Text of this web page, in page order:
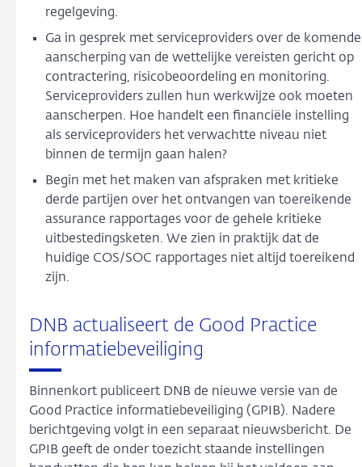
regelgeving.
Ga in gesprek met serviceproviders over de komende
aanscherping van de wettelijke vereisten gericht op
contractering, risicobeoordeling en monitoring.
Serviceproviders zullen hun werkwijze ook moeten
aanscherpen. Hoe handelt een financiële instelling
als serviceproviders het verwachtte niveau niet
binnen de termijn gaan halen?
Begin met het maken van afspraken met kritieke
derde partijen over het ontvangen van toereikende
assurance rapportages voor de gehele kritieke
uitbestedingsketen. We zien in praktijk dat de
huidige COS/SOC rapportages niet altijd toereikend
zijn.
DNB actualiseert de Good Practice
informatiebeveiliging
Binnenkort publiceert DNB de nieuwe versie van de
Good Practice informatiebeveiliging (GPIB). Nadere
berichtgeving volgt in een separaat nieuwsbericht. De
GPIB geeft de onder toezicht staande instellingen